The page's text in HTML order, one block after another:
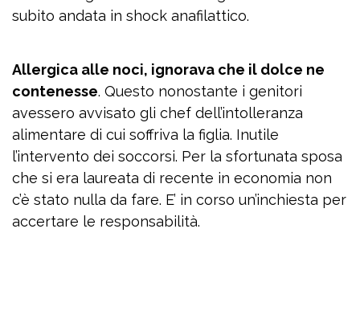
subito andata in shock anafilattico.
Allergica alle noci, ignorava che il dolce ne
contenesse. Questo nonostante i genitori
avessero avvisato gli chef dell’intolleranza
alimentare di cui soffriva la figlia. Inutile
l’intervento dei soccorsi. Per la sfortunata sposa
che si era laureata di recente in economia non
c’è stato nulla da fare. E’ in corso un’inchiesta per
accertare le responsabilità.